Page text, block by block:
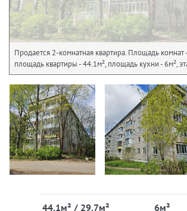
Продается 2-комнатная квартира. Площадь комнат
площадь квартиры - 44.1м², площадь кухни - 6м²,
44.1м² / 29.7м² 6м²